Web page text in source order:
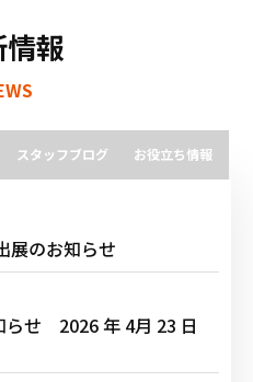
報
スタッフブログ お役立ち情報
展のお知らせ
らせ 2026 年 4月 23 日